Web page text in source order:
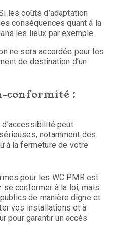
les coûts d’adaptation
conséquences quant à la
les lieux par exemple.
ne sera accordée pour les
de destination d’un
conformité :
peut
notamment des
la fermeture de votre
pour les WC PMR est
conformer à la loi, mais
de manière digne et
vos installations et à
pour garantir un accès